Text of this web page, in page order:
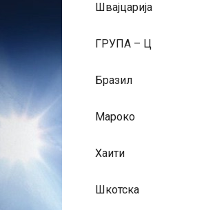
Швајцарија
ГРУПА – Ц
Бразил
Мароко
Хаити
Шкотска